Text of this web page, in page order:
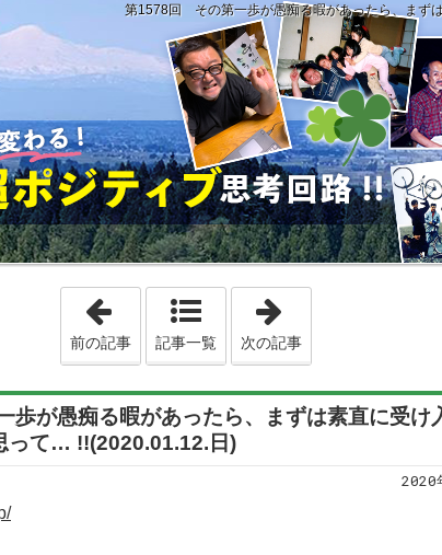
第1578回 その第一歩が愚痴る暇があったら、まず
「第1577回 自分の経験から先回りでき
前の記事 記事一覧 次の記事
が愚痴る暇があったら、まずは素直に受け
って… !!(2020.01.12.日)
2020